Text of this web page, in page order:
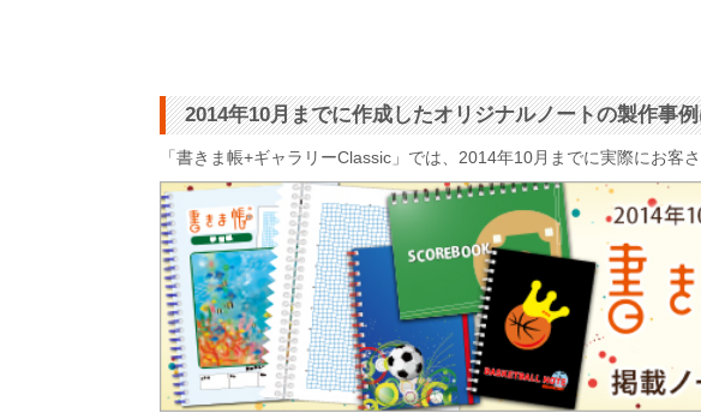
2014年10月までに作成したオリジナルノートの製作事
「書きま帳+ギャラリーClassic」では、2014年10月までに実際にお客